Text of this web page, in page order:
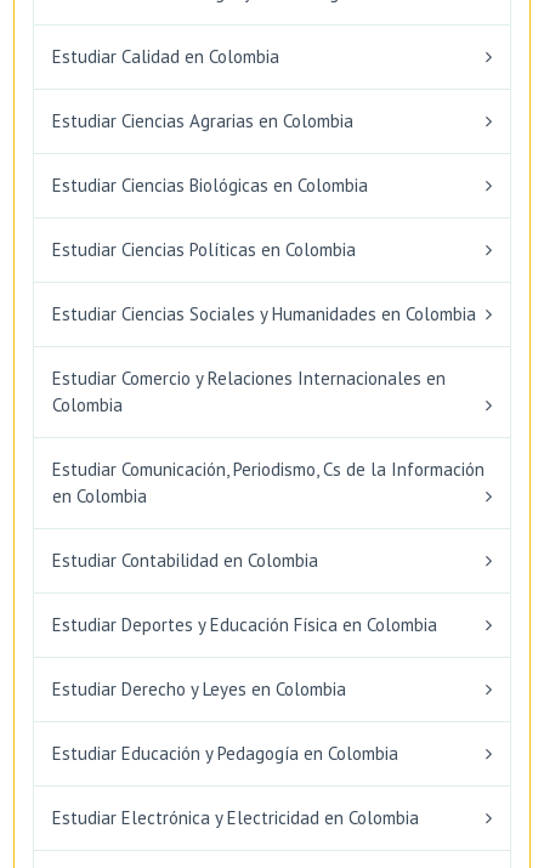
Estudiar Calidad en Colombia
Estudiar Ciencias Agrarias en Colombia
Estudiar Ciencias Biológicas en Colombia
Estudiar Ciencias Políticas en Colombia
Estudiar Ciencias Sociales y Humanidades en Colombia
Estudiar Comercio y Relaciones Internacionales en
Colombia
Estudiar Comunicación, Periodismo, Cs de la Información
en Colombia
Estudiar Contabilidad en Colombia
Estudiar Deportes y Educación Física en Colombia
Estudiar Derecho y Leyes en Colombia
Estudiar Educación y Pedagogía en Colombia
Estudiar Electrónica y Electricidad en Colombia